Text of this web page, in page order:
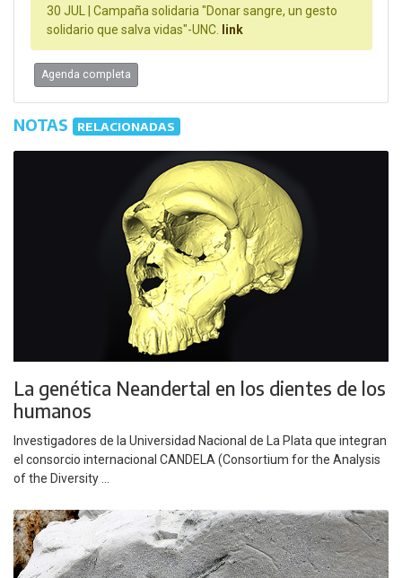
30 JUL | Campaña solidaria "Donar sangre, un gesto
solidario que salva vidas"-UNC. link
Agenda completa
NOTAS RELACIONADAS
La genética Neandertal en los dientes de los
humanos
Investigadores de la Universidad Nacional de La Plata que integran
el consorcio internacional CANDELA (Consortium for the Analysis
of the Diversity ...